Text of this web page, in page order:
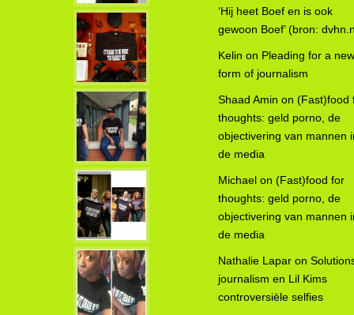
‘Hij heet Boef en is ook
gewoon Boef’ (bron:
Kelin on Pleading for a new
form of journalism
Shaad Amin on (Fast)food
thoughts: geld porno, de
objectivering van mannen
de media
Michael on (Fast)food for
thoughts: geld porno, de
objectivering van mannen
de media
Nathalie Lapar on
journalism en Lil Kims
controversiële selfies